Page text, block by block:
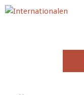
Hoppa